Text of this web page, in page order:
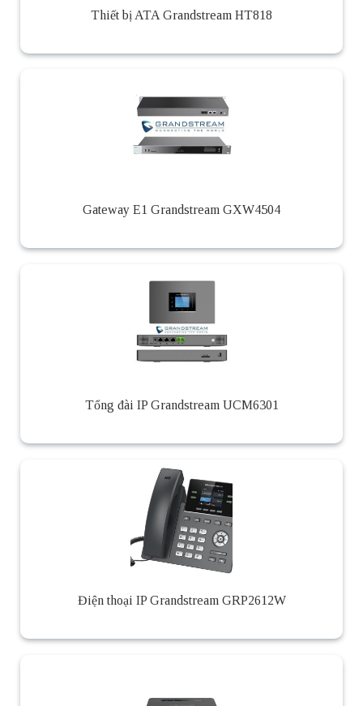
Thiết bị ATA Grandstream HT818
Gateway E1 Grandstream GXW4504
Tổng đài IP Grandstream UCM6301
Điện thoại IP Grandstream GRP2612W